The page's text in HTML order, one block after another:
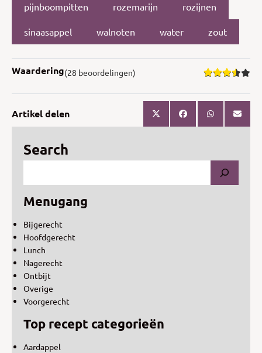
pijnboompitten rozemarijn rozijnen
sinaasappel walnoten water zout
Waardering(28 beoordelingen)
Artikel delen
Search
Menugang
Bijgerecht
Hoofdgerecht
Lunch
Nagerecht
Ontbijt
Overige
Voorgerecht
Top recept categorieën
Aardappel